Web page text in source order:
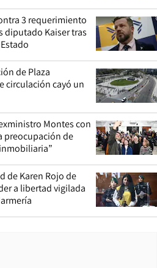
3 requerimiento
diputado Kaiser tras
de Plaza
circulación cayó un
Montes con
preocupación de
de Karen Rojo de
a libertad vigilada